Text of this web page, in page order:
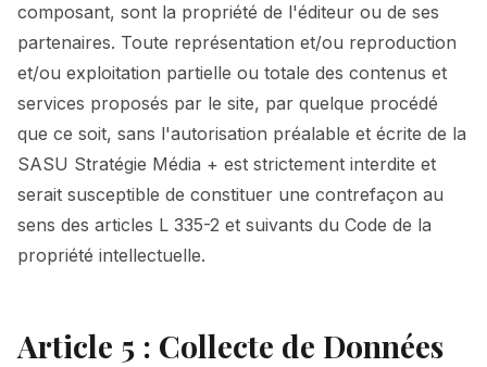
composant, sont la propriété de l'éditeur ou de ses
partenaires. Toute représentation et/ou reproduction
et/ou exploitation partielle ou totale des contenus et
services proposés par le site, par quelque procédé
que ce soit, sans l'autorisation préalable et écrite de la
SASU Stratégie Média + est strictement interdite et
serait susceptible de constituer une contrefaçon au
sens des articles L 335-2 et suivants du Code de la
propriété intellectuelle.
Article 5 : Collecte de Données